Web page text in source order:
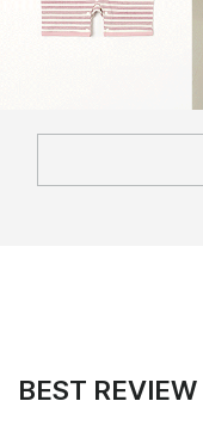
BEST REVIEW